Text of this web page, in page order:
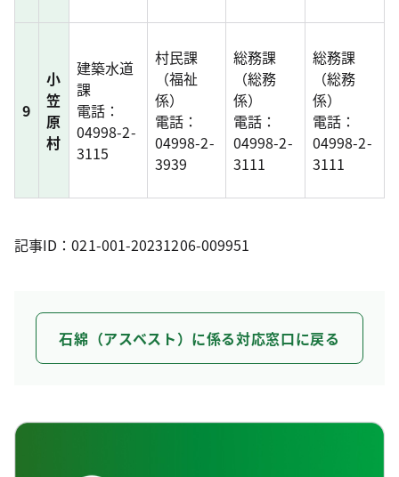
9
小
笠
原
村
建築水道
課
電話：
04998-2-
3115
村民課
（福祉
係）
電話：
04998-2-
3939
総務課
（総務
係）
電話：
04998-2-
3111
総務課
（総務
係）
電話：
04998-2-
3111
記事ID：021-001-20231206-009951
石綿（アスベスト）に係る対応窓口に戻る